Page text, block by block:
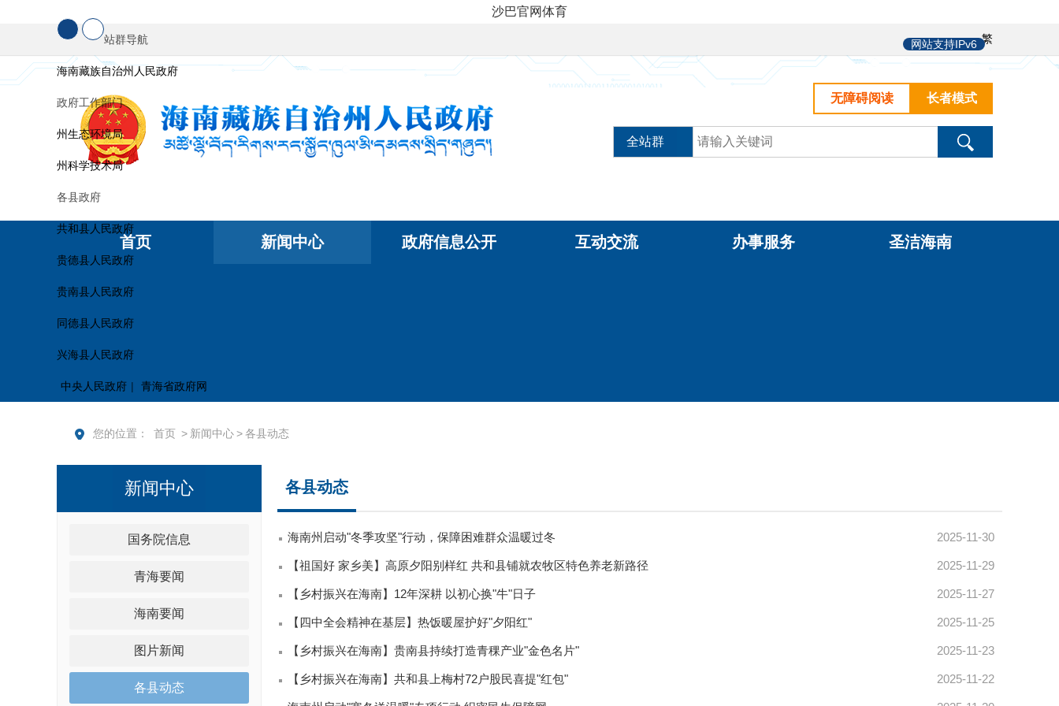
沙巴官网体育
中
繁
网站支持IPv6
站群导航
海南藏族自治州人民政府
政府工作部门
州生态环境局
州科学技术局
各县政府
共和县人民政府
贵德县人民政府
贵南县人民政府
同德县人民政府
兴海县人民政府
中央人民政府 | 青海省政府网
长者模式
无障碍阅读
全站群
首页 新闻中心 政府信息公开 互动交流 办事服务 圣洁海南
您的位置： 首页 > 新闻中心> 各县动态
新闻中心
国务院信息
青海要闻
海南要闻
图片新闻
各县动态
各县动态
2025-11-30
海南州启动"冬季攻坚"行动，保障困难群众温暖过冬
2025-11-29
【祖国好 家乡美】高原夕阳别样红 共和县铺就农牧区特色养老新路径
2025-11-27
【乡村振兴在海南】12年深耕 以初心换"牛"日子
2025-11-25
【四中全会精神在基层】热饭暖屋护好"夕阳红"
2025-11-23
【乡村振兴在海南】贵南县持续打造青稞产业"金色名片"
2025-11-22
【乡村振兴在海南】共和县上梅村72户股民喜提"红包"